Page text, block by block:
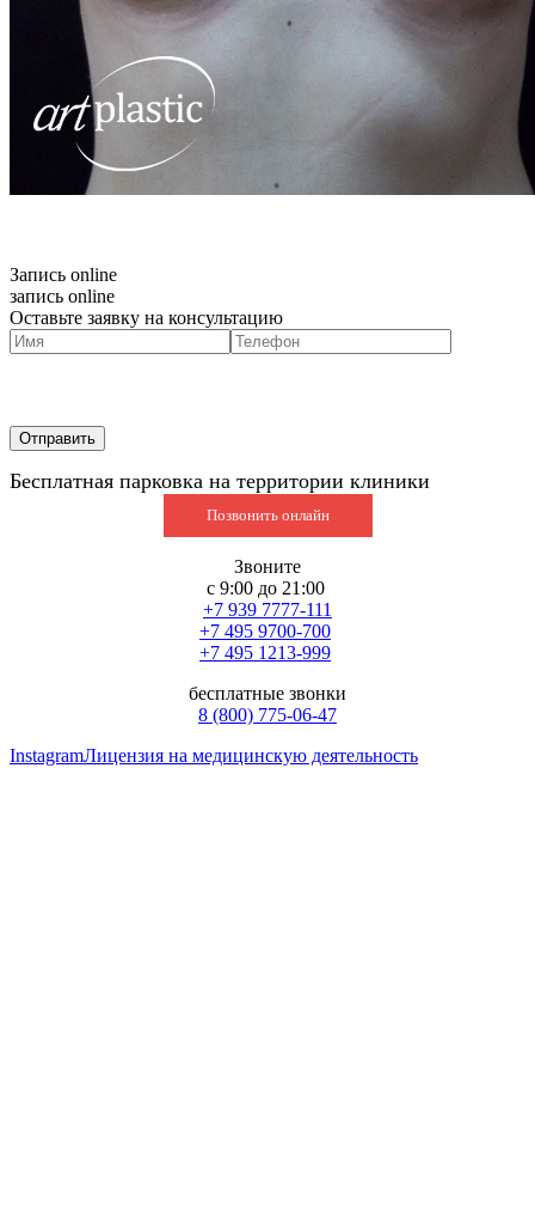
Запись online
запись online
Оставьте заявку на консультацию
Бесплатная парковка на территории клиники
Позвонить онлайн
Звоните
с 9:00 до 21:00
+7 939 7777-111
+7 495 9700-700
+7 495 1213-999
бесплатные звонки
8 (800) 775-06-47
InstagramЛицензия на медицинскую деятельность